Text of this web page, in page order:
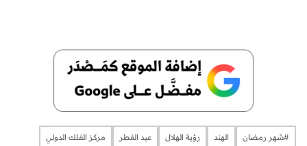
#شهر رمضان الهند رؤية الهلال عيد الفطر مركز الفلك الدولي